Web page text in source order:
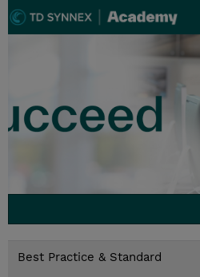
Best Practice & Standard